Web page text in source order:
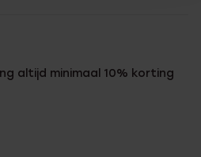
altijd minimaal 10% korting